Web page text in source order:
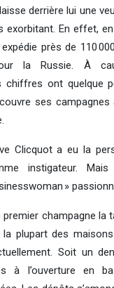
derrière lui une
exorbitant. En effet,
près de 110
la Russie. À
chiffres ont quelque
ses campagnes
Clicquot a eu la
instigateur.
»
premier champagne la
plupart des
Soit un
à l’ouverture en